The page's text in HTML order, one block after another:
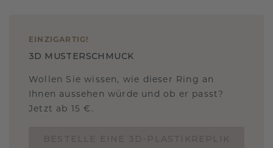
EINZIGARTIG !
3D MUSTERSCHMUCK
Wollen Sie wissen, wie dieser Ring an
Ihnen aussehen würde und ob er passt?
Jetzt ab 15 €.